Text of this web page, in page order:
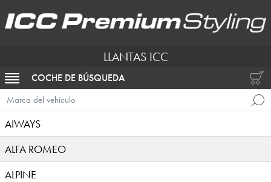
LLANTAS ICC
ACTIVAR NAVEGACIÓN
COCHE DE BÚSQUEDA
Marca del vehículo
AIWAYS
ALFA ROMEO
ALPINE